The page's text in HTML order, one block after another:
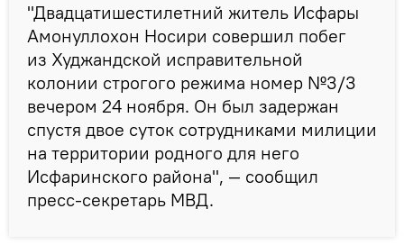
"Двадцатишестилетний житель Исфары
Амонуллохон Носири совершил побег
из Худжандской исправительной
колонии строгого режима номер №3/3
вечером 24 ноября. Он был задержан
спустя двое суток сотрудниками милиции
на территории родного для него
Исфаринского района", — сообщил
пресс-секретарь МВД.